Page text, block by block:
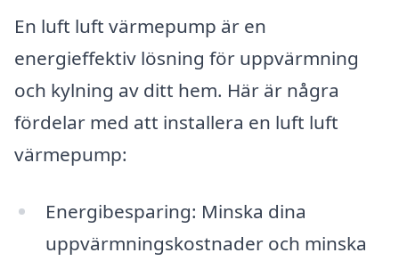
En luft luft värmepump är en
energieffektiv lösning för uppvärmning
och kylning av ditt hem. Här är några
fördelar med att installera en luft luft
värmepump:
Energibesparing: Minska dina
uppvärmningskostnader och minska